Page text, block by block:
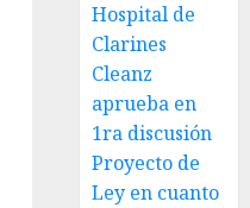
Hospital de
Clarines
Cleanz
aprueba en
1ra discusión
Proyecto de
Ley en cuanto